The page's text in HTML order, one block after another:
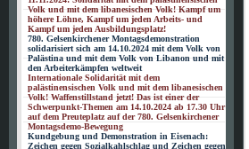
Volk und mit dem libanesischen Volk! Kampf um
höhere Löhne, Kampf um jeden Arbeits- und
Kampf um jeden Ausbildungsplatz!
780. Gelsenkirchener Montagsdemonstration
solidarisiert sich am 14.10.2024 mit dem Volk von
Palästina und mit dem Volk von Libanon und mit
den Arbeiterkämpfen weltweit
Internationale Solidarität mit dem
palästinensischen Volk und mit dem libanesischen
Volk! Waffenstillstand jetzt! Das ist einer der
Schwerpunkt-Themen am 14.10.2024 ab 17.30 Uhr
auf dem Preuteplatz auf der 780. Gelsenkirchener
Montagsdemo-Bewegung
Kundgebung und Demonstration in Eisenach:
Zeichen gegen Sozialkahlschlag und Zeichen gegen